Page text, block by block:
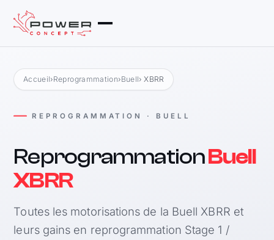
Accueil›Reprogrammation›Buell› XBRR
REPROGRAMMATION · BUELL
ReprogrammationBuell
XBRR
Toutes les motorisations de la Buell XBRR et
leurs gains en reprogrammation Stage 1 /